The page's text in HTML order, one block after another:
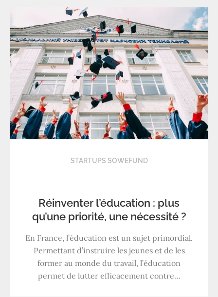
STARTUPS SOWEFUND
Réinventer l’éducation : plus
qu’une priorité, une nécessité ?
En France, l’éducation est un sujet primordial.
Permettant d’instruire les jeunes et de les
former au monde du travail, l’éducation
permet de lutter efficacement contre…